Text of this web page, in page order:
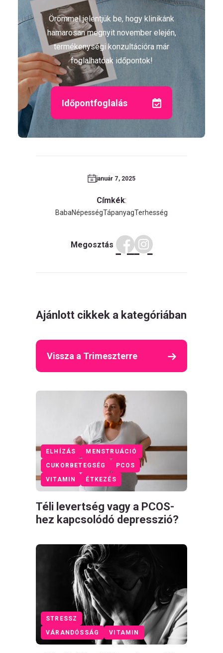
Örömmel jelentjük be, hogy klinikánk
hamarosan megnyit november elején,
termékenységi konzultációra már
foglalhatóak időpontok!
Időpontfoglalás
január 7, 2025
Címkék:
BabaNépességTápanyagTerhesség
Megosztás
Ajánlott cikkek a kategóriában
Vissza a Trimeszterre
VITAMIN ÉTKEZÉS
CUKORBETEGSÉG PCOS
ELHÍZÁS MENSTRUÁCIÓ
Téli levertség vagy a PCOS-
hez kapcsolódó depresszió?
VÁRANDÓSSÁG VITAMIN
STRESSZ